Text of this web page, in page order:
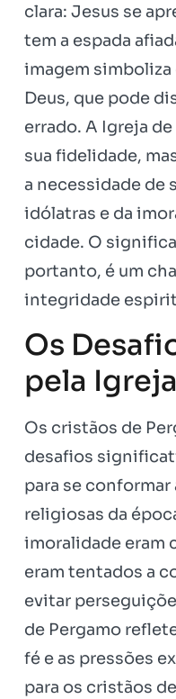
clara: Jesus se
tem a espada
imagem simboliza
Deus, que pode
errado. A Igreja
sua fidelidade,
a necessidade de
idólatras e da
cidade. O
portanto, é um
integridade
Os
pela
Os cristãos de
desafios
para se
religiosas da
imoralidade eram
eram tentados a
evitar
de Pergamo
fé e as pressões
para os cristãos